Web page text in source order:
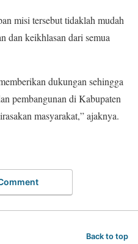
misi tersebut tidaklah mudah
dan keikhlasan dari semua
dukungan sehingga
pembangunan di Kabupaten
masyarakat,” ajaknya.
Back to top